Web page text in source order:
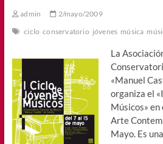
admin
2/mayo/2009
ciclo conservatorio jóvenes música
La
«Manuel
organiza el
Músicos»
Arte
Mayo. Es